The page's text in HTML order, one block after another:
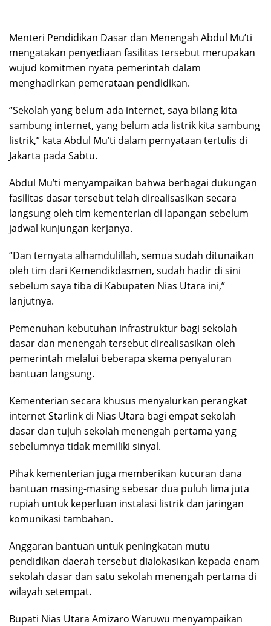
Menteri Pendidikan Dasar dan Menengah Abdul Mu’ti
mengatakan penyediaan fasilitas tersebut merupakan
wujud komitmen nyata pemerintah dalam
menghadirkan pemerataan pendidikan.
“Sekolah yang belum ada internet, saya bilang kita
sambung internet, yang belum ada listrik kita sambung
listrik,” kata Abdul Mu’ti dalam pernyataan tertulis di
Jakarta pada Sabtu.
Abdul Mu’ti menyampaikan bahwa berbagai dukungan
fasilitas dasar tersebut telah direalisasikan secara
langsung oleh tim kementerian di lapangan sebelum
jadwal kunjungan kerjanya.
“Dan ternyata alhamdulillah, semua sudah ditunaikan
oleh tim dari Kemendikdasmen, sudah hadir di sini
sebelum saya tiba di Kabupaten Nias Utara ini,”
lanjutnya.
Pemenuhan kebutuhan infrastruktur bagi sekolah
dasar dan menengah tersebut direalisasikan oleh
pemerintah melalui beberapa skema penyaluran
bantuan langsung.
Kementerian secara khusus menyalurkan perangkat
internet Starlink di Nias Utara bagi empat sekolah
dasar dan tujuh sekolah menengah pertama yang
sebelumnya tidak memiliki sinyal.
Pihak kementerian juga memberikan kucuran dana
bantuan masing-masing sebesar dua puluh lima juta
rupiah untuk keperluan instalasi listrik dan jaringan
komunikasi tambahan.
Anggaran bantuan untuk peningkatan mutu
pendidikan daerah tersebut dialokasikan kepada enam
sekolah dasar dan satu sekolah menengah pertama di
wilayah setempat.
Bupati Nias Utara Amizaro Waruwu menyampaikan